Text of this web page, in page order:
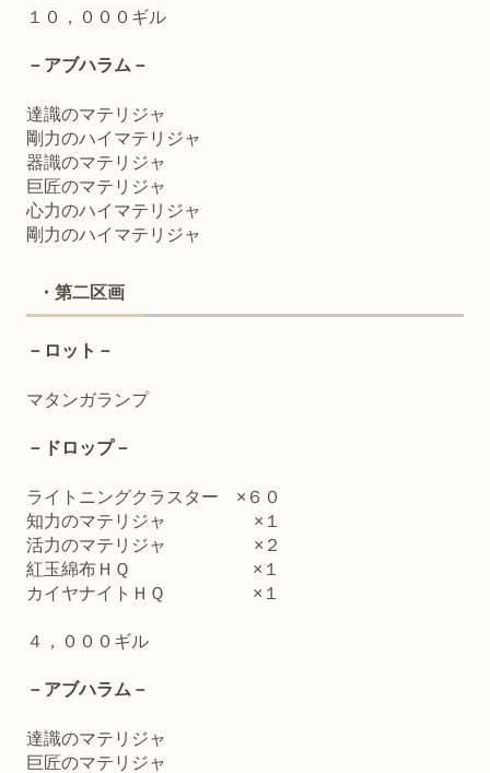
１０，０００ギル
－アブハラム－
達識のマテリジャ
剛力のハイマテリジャ
器識のマテリジャ
巨匠のマテリジャ
心力のハイマテリジャ
剛力のハイマテリジャ
・第二区画
－ロット－
マタンガランプ
－ドロップ－
ライトニングクラスター ×６０
知力のマテリジャ ×１
活力のマテリジャ ×２
紅玉綿布ＨＱ ×１
カイヤナイトＨＱ ×１
４，０００ギル
－アブハラム－
達識のマテリジャ
巨匠のマテリジャ